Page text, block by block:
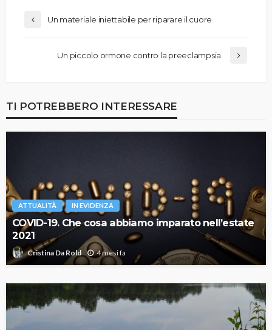
Un materiale iniettabile per riparare il cuore
Un piccolo ormone contro la preeclampsia
TI POTREBBERO INTERESSARE
ATTUALITÀ IN EVIDENZA
COVID-19. Che cosa abbiamo imparato nell’estate
2021
Cristina Da Rold 4 mesi fa